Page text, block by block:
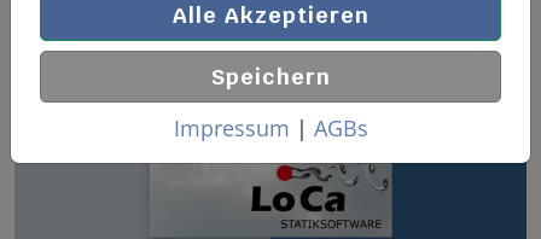
Alle Akzeptieren
Speichern
Impressum | AGBs